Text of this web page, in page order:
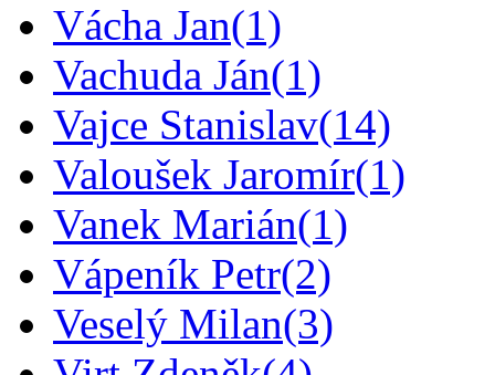
Vácha Jan(1)
Vachuda Ján(1)
Vajce Stanislav(14)
Valoušek Jaromír(1)
Vanek Marián(1)
Vápeník Petr(2)
Veselý Milan(3)